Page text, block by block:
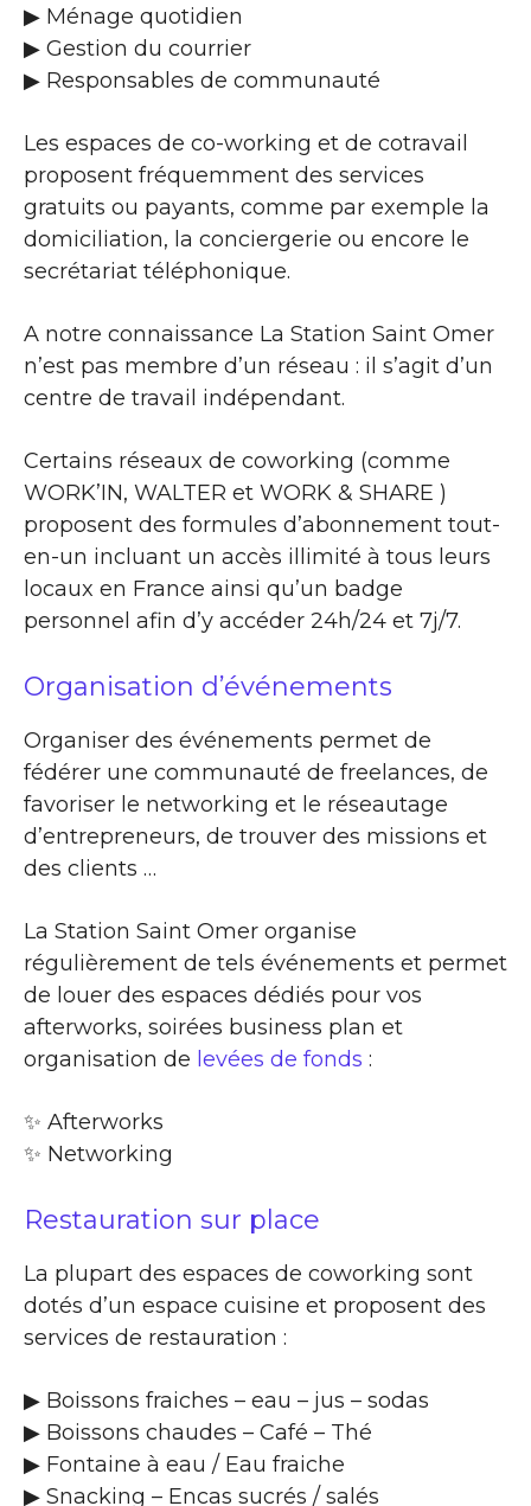
▶​ Ménage quotidien
▶​ Gestion du courrier
▶​ Responsables de communauté
Les espaces de co-working et de cotravail
proposent fréquemment des services
gratuits ou payants, comme par exemple la
domiciliation, la conciergerie ou encore le
secrétariat téléphonique.
A notre connaissance La Station Saint Omer
n’est pas membre d’un réseau : il s’agit d’un
centre de travail indépendant.
Certains réseaux de coworking (comme
WORK’IN, WALTER et WORK & SHARE )
proposent des formules d’abonnement tout-
en-un incluant un accès illimité à tous leurs
locaux en France ainsi qu’un badge
personnel afin d’y accéder 24h/24 et 7j/7.
Organisation d’événements
Organiser des événements permet de
fédérer une communauté de freelances, de
favoriser le networking et le réseautage
d’entrepreneurs, de trouver des missions et
des clients …
La Station Saint Omer organise
régulièrement de tels événements et permet
de louer des espaces dédiés pour vos
afterworks, soirées business plan et
organisation de levées de fonds :
✨​ Afterworks
✨​ Networking
Restauration sur place
La plupart des espaces de coworking sont
dotés d’un espace cuisine et proposent des
services de restauration :
▶​ Boissons fraiches – eau – jus – sodas
▶​ Boissons chaudes – Café – Thé
▶​ Fontaine à eau / Eau fraiche
▶​ Snacking – Encas sucrés / salés